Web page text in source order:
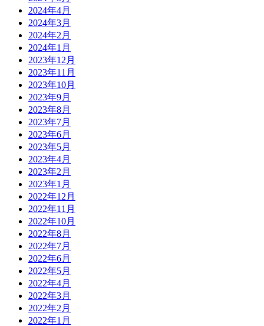
2024年4月
2024年3月
2024年2月
2024年1月
2023年12月
2023年11月
2023年10月
2023年9月
2023年8月
2023年7月
2023年6月
2023年5月
2023年4月
2023年2月
2023年1月
2022年12月
2022年11月
2022年10月
2022年8月
2022年7月
2022年6月
2022年5月
2022年4月
2022年3月
2022年2月
2022年1月